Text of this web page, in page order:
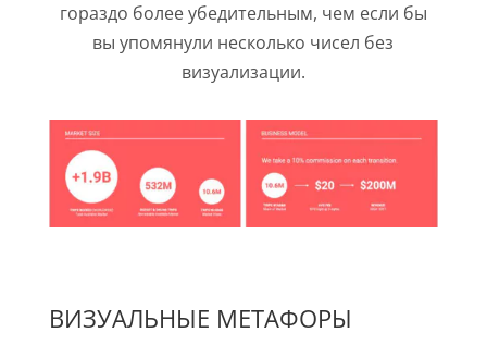
гораздо более убедительным, чем если бы
вы упомянули несколько чисел без
визуализации.
ВИЗУАЛЬНЫЕ МЕТАФОРЫ